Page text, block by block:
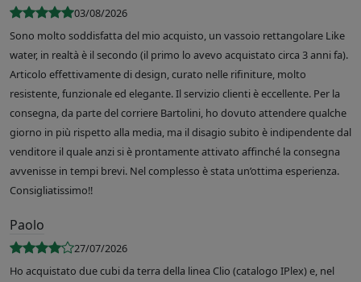
03/08/2026
Sono molto soddisfatta del mio acquisto, un vassoio rettangolare Like
water, in realtà è il secondo (il primo lo avevo acquistato circa 3 anni fa).
Articolo effettivamente di design, curato nelle rifiniture, molto
resistente, funzionale ed elegante. Il servizio clienti è eccellente. Per la
consegna, da parte del corriere Bartolini, ho dovuto attendere qualche
giorno in più rispetto alla media, ma il disagio subito è indipendente dal
venditore il quale anzi si è prontamente attivato affinché la consegna
avvenisse in tempi brevi. Nel complesso è stata un’ottima esperienza.
Consigliatissimo!!
Paolo
27/07/2026
Ho acquistato due cubi da terra della linea Clio (catalogo IPlex) e, nel